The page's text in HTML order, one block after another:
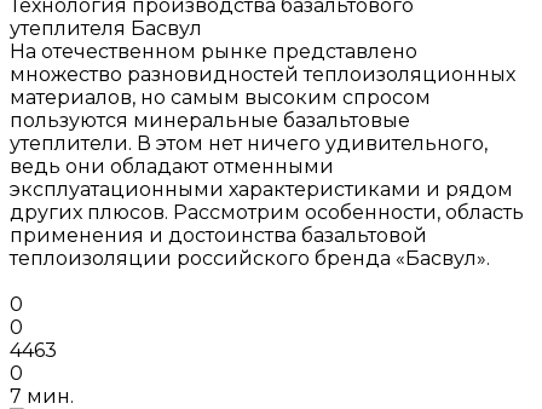
Технология производства базальтового
утеплителя Басвул
На отечественном рынке представлено
множество разновидностей теплоизоляционных
материалов, но самым высоким спросом
пользуются минеральные базальтовые
утеплители. В этом нет ничего удивительного,
ведь они обладают отменными
эксплуатационными характеристиками и рядом
других плюсов. Рассмотрим особенности, область
применения и достоинства базальтовой
теплоизоляции российского бренда «Басвул».
0
0
4463
0
7 мин.